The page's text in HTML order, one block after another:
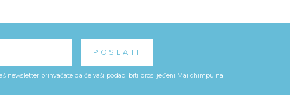
newsletter prihvaćate da će vaši podaci biti proslijeđeni Mailchimpu na